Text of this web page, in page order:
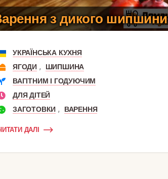
з дикого шипшини
УКРАЇНСЬКА КУХНЯ
ЯГОДИ ,
ШИПШИНА
ВАГІТНИМ І ГОДУЮЧИМ
ДЛЯ ДІТЕЙ
ЗАГОТОВКИ , ВАРЕННЯ
ДАЛІ